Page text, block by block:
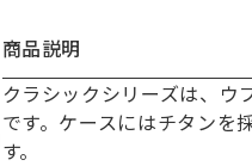
カートへ進む
商品説明
クラシックシリーズは、ウ
です。ケースにはチタンを
す。